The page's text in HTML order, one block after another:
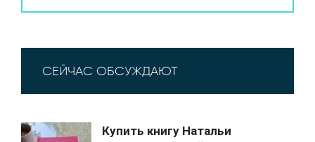
СЕЙЧАС ОБСУЖДАЮТ
Купить книгу Натальи